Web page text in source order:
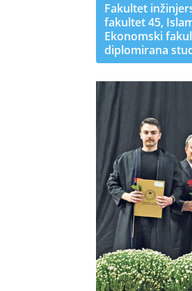
Fakultet
fakultet 45,
Ekonomski
diplomirana